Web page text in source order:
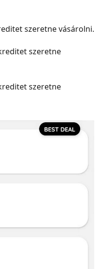
szeretne vásárolni.
szeretne
szeretne